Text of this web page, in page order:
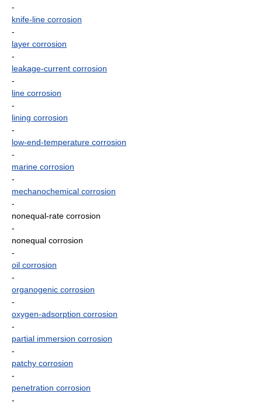
-
knife-line corrosion
-
layer corrosion
-
leakage-current corrosion
-
line corrosion
-
lining corrosion
-
low-end-temperature corrosion
-
marine corrosion
-
mechanochemical corrosion
-
nonequal-rate corrosion
-
nonequal corrosion
-
oil corrosion
-
organogenic corrosion
-
oxygen-adsorption corrosion
-
partial immersion corrosion
-
patchy corrosion
-
penetration corrosion
-